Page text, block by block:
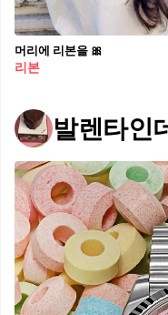
머리에 리본을 🎀
리본
발렌타인